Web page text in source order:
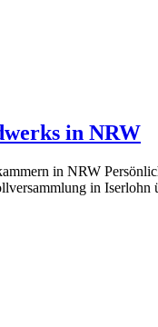
in NRW
in NRW
in